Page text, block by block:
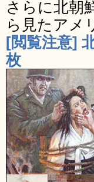
さらに北朝
ら見たアメ
[閲覧注意]
枚